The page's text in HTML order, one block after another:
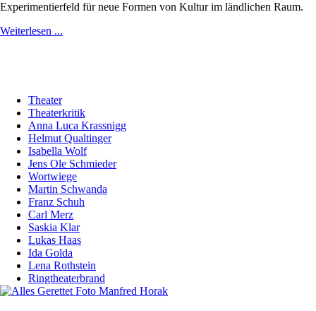
Experimentierfeld für neue Formen von Kultur im ländlichen Raum.
Weiterlesen ...
Theater
Theaterkritik
Anna Luca Krassnigg
Helmut Qualtinger
Isabella Wolf
Jens Ole Schmieder
Wortwiege
Martin Schwanda
Franz Schuh
Carl Merz
Saskia Klar
Lukas Haas
Ida Golda
Lena Rothstein
Ringtheaterbrand